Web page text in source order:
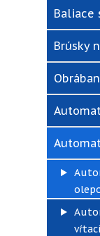
Baliace
Brúsky